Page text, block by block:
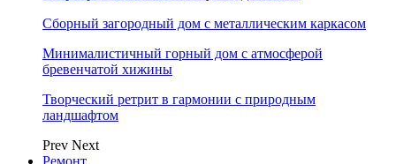
Сборный загородный дом с металлическим каркасом
Минималистичный горный дом с атмосферой
бревенчатой хижины
Творческий ретрит в гармонии с природным
ландшафтом
Prev Next
Ремонт